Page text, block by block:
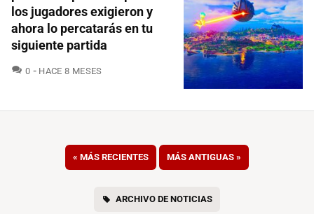
los jugadores exigieron y
ahora lo percatarás en tu
siguiente partida
0 COMENTARIOS
HACE 8 MESES
« MÁS RECIENTES MÁS ANTIGUAS »
ARCHIVO DE NOTICIAS